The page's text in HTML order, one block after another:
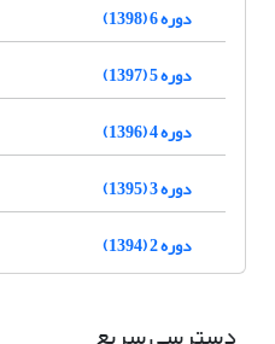
دوره 6 (1398)
دوره 5 (1397)
دوره 4 (1396)
دوره 3 (1395)
دوره 2 (1394)